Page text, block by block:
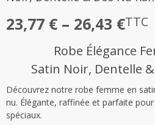
23,77 € – 26,43 €
Plage
prix :
23,77 €
à
26,43 €
TTC
Robe Élégance
Satin Noir, Dentelle
Découvrez notre robe femme en
nu. Élégante, raffinée et parfaite
spéciaux.